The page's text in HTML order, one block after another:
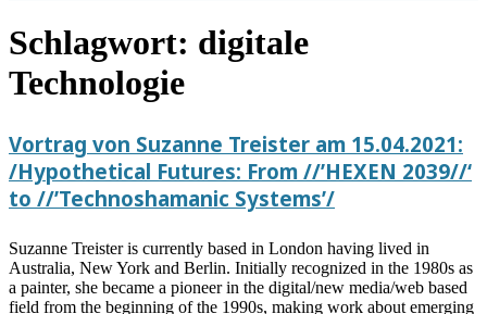
Schlagwort: digitale
Technologie
Vortrag von Suzanne Treister am 15.04.2021:
/Hypothetical Futures: From //’HEXEN 2039//‘
to //’Technoshamanic Systems’/
Suzanne Treister is currently based in London having lived in
Australia, New York and Berlin. Initially recognized in the 1980s as
a painter, she became a pioneer in the digital/new media/web based
field from the beginning of the 1990s, making work about emerging